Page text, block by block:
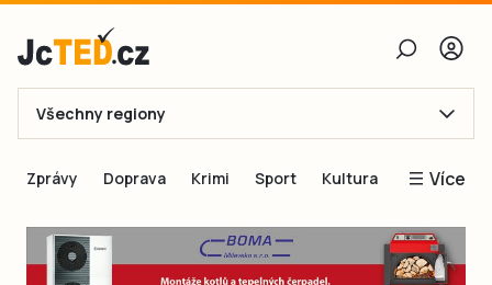
E-mail
Obnovit heslo
Všechny regiony
Zprávy Doprava Krimi Sport Kultura Více
Blogy
Inspirace